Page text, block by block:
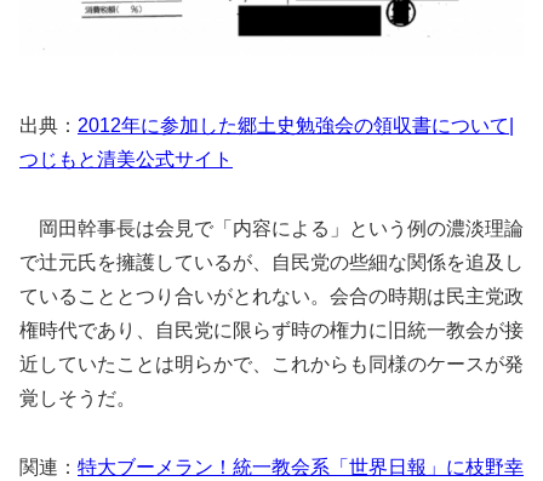
出典： 2012年に参加した郷土史勉強会の領収書について|
つじもと清美公式サイト
岡田幹事長は会見で「内容による」という例の濃淡理論
で辻元氏を擁護しているが、自民党の些細な関係を追及し
ていることとつり合いがとれない。会合の時期は民主党政
権時代であり、自民党に限らず時の権力に旧統一教会が接
近していたことは明らかで、これからも同様のケースが発
覚しそうだ。
関連： 特大ブーメラン！統一教会系「世界日報」に枝野幸